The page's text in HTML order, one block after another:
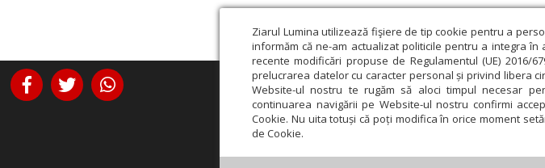
Ziarul Lumina utilizează fişiere de tip cookie pentru a
informăm că ne-am actualizat politicile pentru a integra
recente modificări propuse de Regulamentul (UE)
prelucrarea datelor cu caracter personal și privind libera
Website-ul nostru te rugăm să aloci timpul necesar
continuarea navigării pe Website-ul nostru confirmi
Cookie. Nu uita totuși că poți modifica în orice moment
de Cookie.